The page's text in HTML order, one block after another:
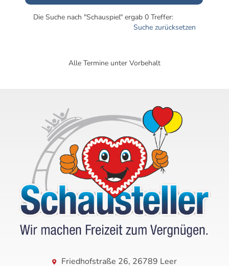
Die Suche nach "Schauspiel" ergab 0 Treffer:
Suche zurücksetzen
Alle Termine unter Vorbehalt
Friedhofstraße 26, 26789 Leer